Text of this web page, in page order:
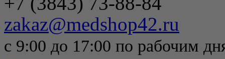
zakaz@medshop42.ru
с 9:00 до 17:00 по рабочим